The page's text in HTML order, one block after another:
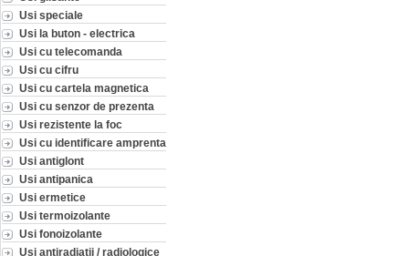
Usi speciale
Usi la buton - electrica
Usi cu telecomanda
Usi cu cifru
Usi cu cartela magnetica
Usi cu senzor de prezenta
Usi rezistente la foc
Usi cu identificare amprenta
Usi antiglont
Usi antipanica
Usi ermetice
Usi termoizolante
Usi fonoizolante
Usi antiradiatii / radiologice